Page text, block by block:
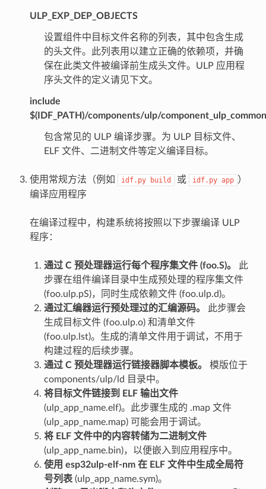
ULP_EXP_DEP_OBJECTS
设置组件中目标文件名称的列表，其中包含生成
的头文件。此列表用以建立正确的依赖项，并确
保在此类文件被编译前生成头文件。ULP 应用程
序头文件的定义请见下文。
include
$(IDF_PATH)/components/ulp/
包含常见的 ULP 编译步骤。为 ULP 目标文件、
ELF 文件、二进制文件等定义编译目标。
使用常规方法（例如 idf.py build 或 idf.py app ）
编译应用程序
在编译过程中，构建系统将按照以下步骤编译 ULP
程序：
通过 C 预处理器运行每个程序集文件 (foo.S)。
此
步骤在组件编译目录中生成预处理的程序集文件
(foo.ulp.pS)，同时生成依赖文件 (foo.ulp.d)。
通过汇编器运行预处理过的汇编源码。
此步骤会
生成目标文件 (foo.ulp.o) 和清单文件
(foo.ulp.lst)。生成的清单文件用于调试，不用于
构建过程的后续步骤。
通过 C 预处理器运行链接器脚本模板。
模版位于
components/ulp/ld 目录中。
将目标文件链接到 ELF 输出文件
(ulp_app_name.elf)。此步骤生成的 .map 文件
(ulp_app_name.map) 可能会用于调试。
将 ELF 文件中的内容转储为二进制文件
(ulp_app_name.bin)，以便嵌入到应用程序中。
使用 esp32ulp-elf-nm 在 ELF 文件中生成全局符
号列表(ulp_app_name.sym)。